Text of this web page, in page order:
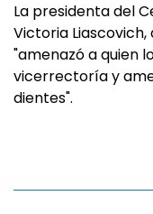
La presidenta del
Victoria
"amenazó a quien
vicerrectoría y
dientes".